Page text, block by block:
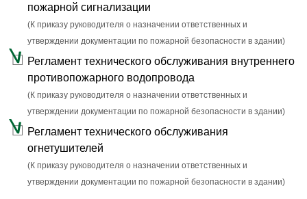
пожарной сигнализации
(К приказу руководителя о назначении ответственных и
утверждении документации по пожарной безопасности в здании)
Регламент технического обслуживания внутреннего
противопожарного водопровода
(К приказу руководителя о назначении ответственных и
утверждении документации по пожарной безопасности в здании)
Регламент технического обслуживания
огнетушителей
(К приказу руководителя о назначении ответственных и
утверждении документации по пожарной безопасности в здании)